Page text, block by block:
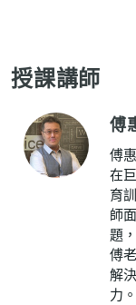
授課講師
傅
傅
在
育
師
題
傅
解
力。